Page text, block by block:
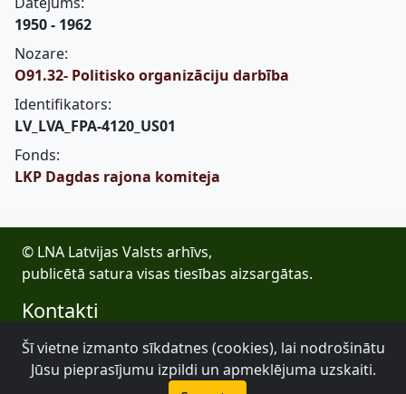
1950 - 1962
Nozare:
O91.32- Politisko organizāciju darbība
Identifikators:
LV_LVA_FPA-4120_US01
Fonds:
LKP Dagdas rajona komiteja
© LNA Latvijas Valsts arhīvs,
publicētā satura visas tiesības aizsargātas.
Kontakti
E-pasts: lva@arhivi.gov.lv
Tālrunis: +371 20027447
Bezdelīgu 1A, Rīga
Šī vietne izmanto sīkdatnes (cookies), lai nodrošinātu
Jūsu pieprasījumu izpildi un apmeklējuma uzskaiti.